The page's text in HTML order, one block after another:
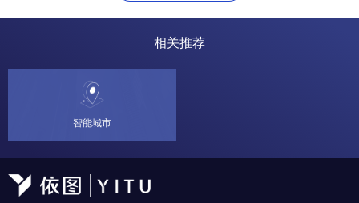
相关推荐
智能城市